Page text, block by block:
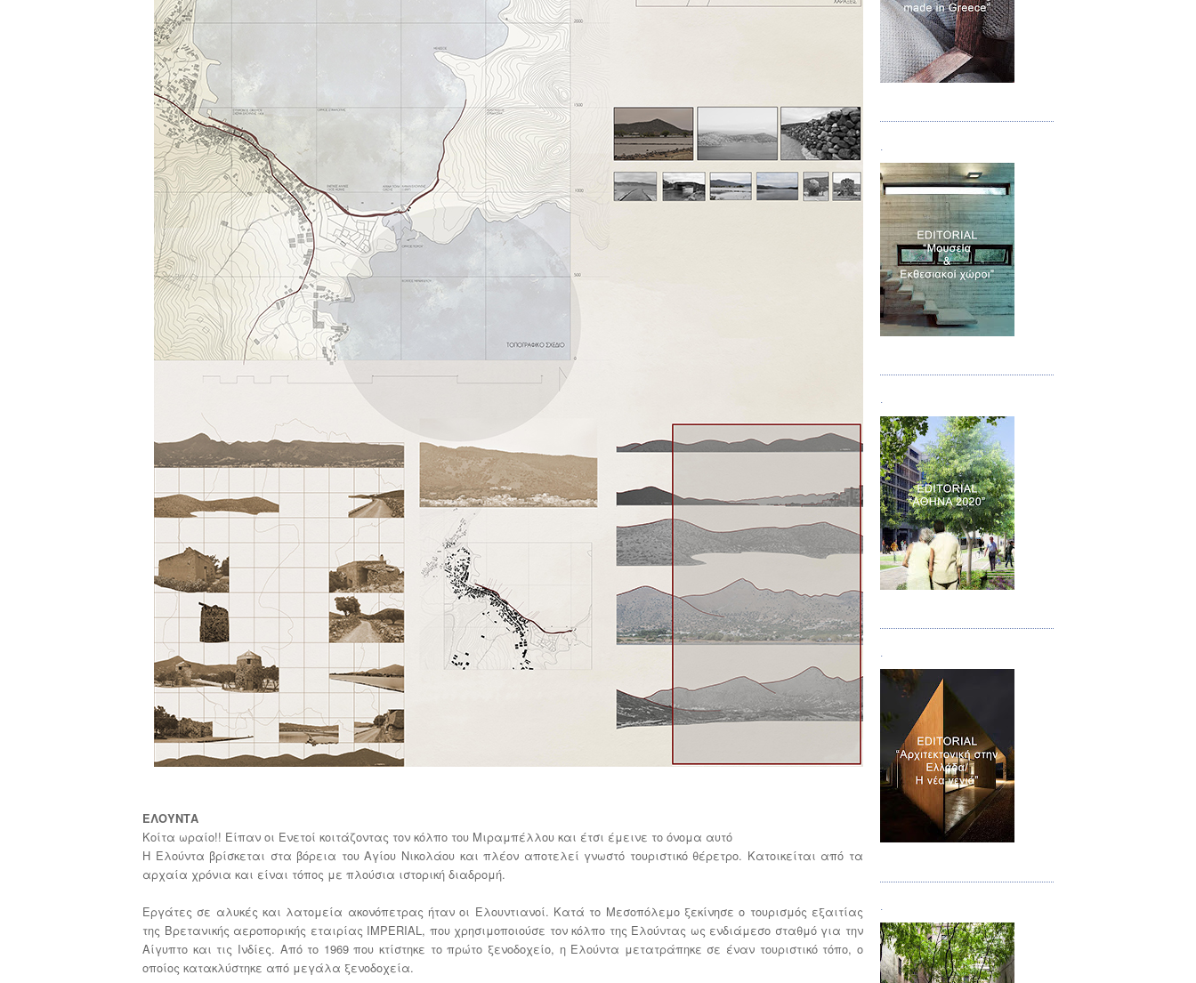
ΕΛΟΥΝΤΑ
Κοίτα ωραίο!! Είπαν οι Ενετοί κοιτάζοντας τον κόλπο του Μιραμπέλλου και έτσι έμεινε το όνομα αυτό
Η Ελούντα βρίσκεται στα βόρεια του Αγίου Νικολάου και πλέον αποτελεί γνωστό τουριστικό θέρετρο. Κατοικείται από τα
αρχαία χρόνια και είναι τόπος με πλούσια ιστορική διαδρομή.
Εργάτες σε αλυκές και λατομεία ακονόπετρας ήταν οι Ελουντιανοί. Κατά το Μεσοπόλεμο ξεκίνησε ο τουρισμός εξαιτίας
της Βρετανικής αεροπορικής εταιρίας IMPERIAL, που χρησιμοποιούσε τον κόλπο της Ελούντας ως ενδιάμεσο σταθμό για την
Αίγυπτο και τις Ινδίες. Από το 1969 που κτίστηκε το πρώτο ξενοδοχείο, η Ελούντα μετατράπηκε σε έναν τουριστικό τόπο, ο
οποίος κατακλύστηκε από μεγάλα ξενοδοχεία.
.
.
.